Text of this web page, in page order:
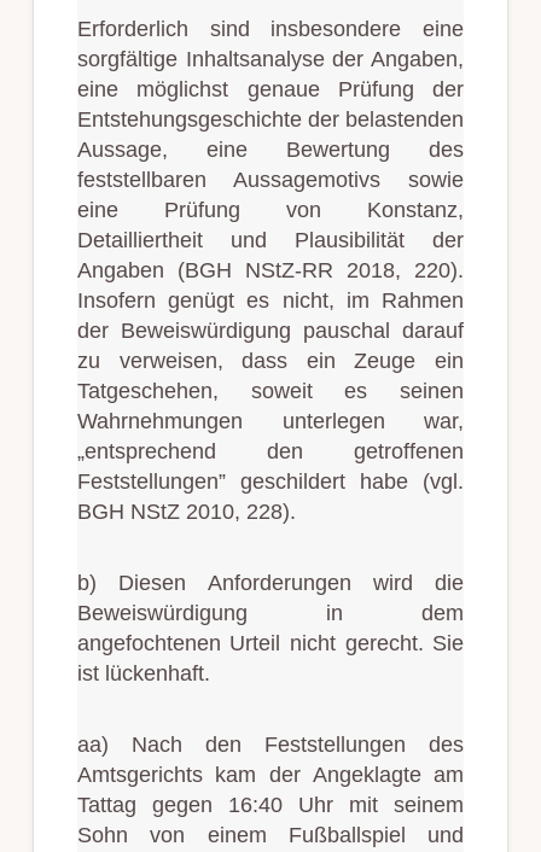
Erforderlich sind insbesondere eine
sorgfältige Inhaltsanalyse der Angaben,
eine möglichst genaue Prüfung der
Entstehungsgeschichte der belastenden
Aussage, eine Bewertung des
feststellbaren Aussagemotivs sowie
eine Prüfung von Konstanz,
Detailliertheit und Plausibilität der
Angaben (BGH NStZ-RR 2018, 220).
Insofern genügt es nicht, im Rahmen
der Beweiswürdigung pauschal darauf
zu verweisen, dass ein Zeuge ein
Tatgeschehen, soweit es seinen
Wahrnehmungen unterlegen war,
„entsprechend den getroffenen
Feststellungen” geschildert habe (vgl.
BGH NStZ 2010, 228).
b) Diesen Anforderungen wird die
Beweiswürdigung in dem
angefochtenen Urteil nicht gerecht. Sie
ist lückenhaft.
aa) Nach den Feststellungen des
Amtsgerichts kam der Angeklagte am
Tattag gegen 16:40 Uhr mit seinem
Sohn von einem Fußballspiel und